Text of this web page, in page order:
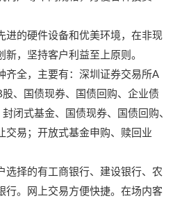
进的硬件设备和优美环境，在非现
，坚持客户利益至上原则。
齐全，主要有：深圳证券交易所A
、国债现券、国债回购、企业债
闭式基金、国债现券、国债回购、
交易；开放式基金申购、赎回业
选择的有工商银行、建设银行、农
行。网上交易方便快捷。在场内客